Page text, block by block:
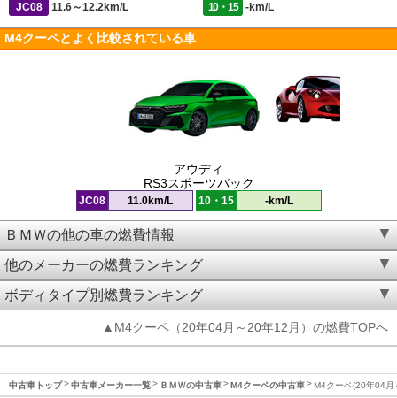
JC08
11.6～12.2km/L 10・15 -km/L
M4クーペとよく比較されている車
アウディ
RS3スポーツバック
JC08 11.0km/L 10・15 -km/L
ＢＭＷの他の車の燃費情報
他のメーカーの燃費ランキング
ボディタイプ別燃費ランキング
▲M4クーペ（20年04月～20年12月）の燃費TOPへ
中古車トップ 中古車メーカー一覧 ＢＭＷの中古車 M4クーペの中古車 M4クーペ(20年04